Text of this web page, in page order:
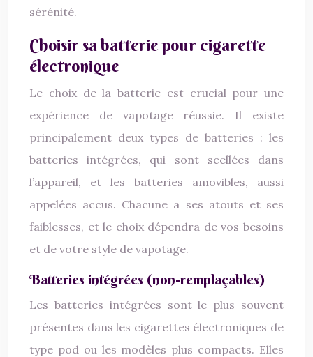
sérénité.
Choisir sa batterie pour cigarette
électronique
Le choix de la batterie est crucial pour une
expérience de vapotage réussie. Il existe
principalement deux types de batteries : les
batteries intégrées, qui sont scellées dans
l’appareil, et les batteries amovibles, aussi
appelées accus. Chacune a ses atouts et ses
faiblesses, et le choix dépendra de vos besoins
et de votre style de vapotage.
Batteries intégrées (non-remplaçables)
Les batteries intégrées sont le plus souvent
présentes dans les cigarettes électroniques de
type pod ou les modèles plus compacts. Elles